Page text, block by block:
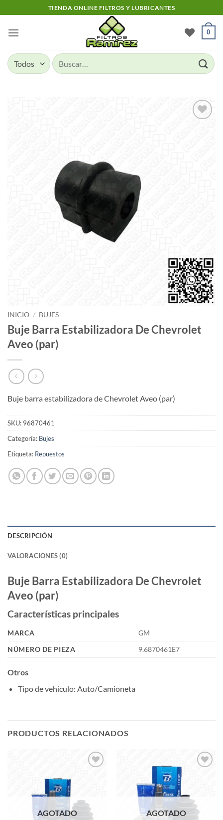
to
content
TIENDA ONLINE FILTROS Y LUBRICANTES
0
Buscar
por:
INICIO / BUJES
Buje Barra Estabilizadora De Chevrolet
Aveo (par)
Buje barra estabilizadora de Chevrolet Aveo (par)
SKU: 96870461
Categoría: Bujes
Etiqueta: Repuestos
DESCRIPCIÓN
VALORACIONES (0)
Buje Barra Estabilizadora De Chevrolet
Aveo (par)
Características principales
MARCA
GM
NÚMERO DE PIEZA
9.6870461E7
Otros
Tipo de vehículo: Auto/Camioneta
PRODUCTOS RELACIONADOS
AGOTADO AGOTADO